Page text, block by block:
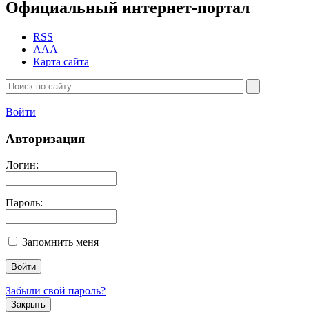
Официальный интернет-портал
RSS
AAA
Карта сайта
Войти
Авторизация
Логин:
Пароль:
Запомнить меня
Забыли свой пароль?
Закрыть